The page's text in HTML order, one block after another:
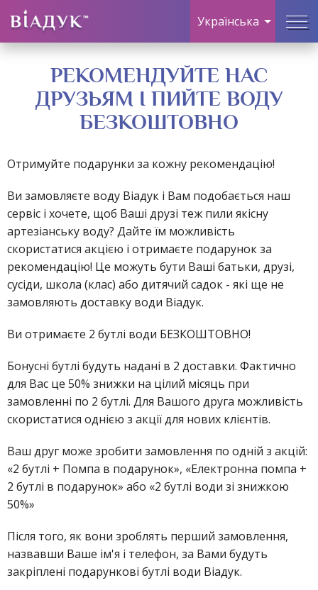
з 06:00 по 21:00
Доставка в
Київ▾
Вишгород
Вишневе
Коцюбинське
Крюківщина
Святопетрівське
Чабани
Чайки
Петропавлівська Борщагівка
Гатне
Новосілки
Осокорки
Бортничі
063 827 87 87
044 357 87 87
Українська
Русский
РЕКОМЕНДУЙТЕ НАС
ДРУЗЬЯМ І ПИЙТЕ ВОДУ
БЕЗКОШТОВНО
Отримуйте подарунки за кожну рекомендацію!
Ви замовляєте воду Віадук і Вам подобається наш
сервіс і хочете, щоб Ваші друзі теж пили якісну
артезіанську воду? Дайте їм можливість
скористатися акцією і отримаєте подарунок за
рекомендацію! Це можуть бути Ваші батьки, друзі,
сусіди, школа (клас) або дитячий садок - які ще не
замовляють доставку води Віадук.
Ви отримаєте 2 бутлі води БЕЗКОШТОВНО!
Бонусні бутлі будуть надані в 2 доставки. Фактично
для Вас це 50% знижки на цілий місяць при
замовленні по 2 бутлі. Для Вашого друга можливість
скористатися однією з акції для нових клієнтів.
Ваш друг може зробити замовлення по одній з акцій:
«2 бутлі + Помпа в подарунок», «Електронна помпа +
2 бутлі в подарунок» або «2 бутлі води зі знижкою
50%»
Після того, як вони зроблять перший замовлення,
назвавши Ваше ім'я і телефон, за Вами будуть
закріплені подарункові бутлі води Віадук.